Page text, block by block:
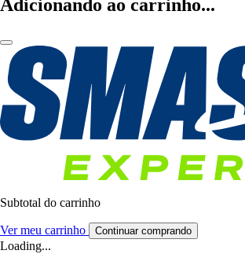
Adicionando ao carrinho...
Subtotal do carrinho
Ver meu carrinho Continuar comprando
Loading...